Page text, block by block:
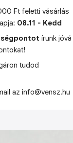
Ft feletti vásárlás
08.11 - Kedd
írunk jóvá
tudod
az info@vensz.hu